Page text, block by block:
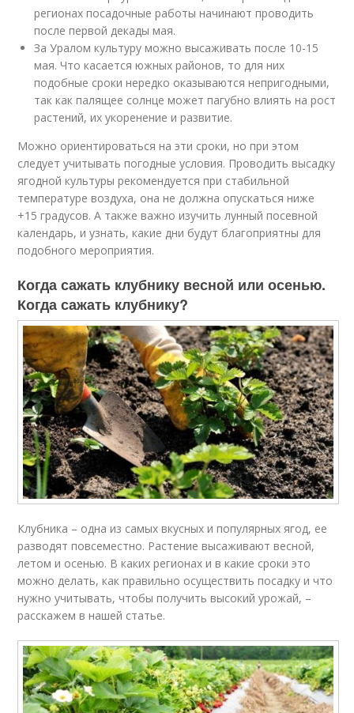
регионах посадочные работы начинают проводить
после первой декады мая.
За Уралом культуру можно высаживать после 10-15
мая. Что касается южных районов, то для них
подобные сроки нередко оказываются непригодными,
так как палящее солнце может пагубно влиять на рост
растений, их укоренение и развитие.
Можно ориентироваться на эти сроки, но при этом
следует учитывать погодные условия. Проводить высадку
ягодной культуры рекомендуется при стабильной
температуре воздуха, она не должна опускаться ниже
+15 градусов. А также важно изучить лунный посевной
календарь, и узнать, какие дни будут благоприятны для
подобного мероприятия.
Когда сажать клубнику весной или осенью.
Когда сажать клубнику?
Клубника – одна из самых вкусных и популярных ягод, ее
разводят повсеместно. Растение высаживают весной,
летом и осенью. В каких регионах и в какие сроки это
можно делать, как правильно осуществить посадку и что
нужно учитывать, чтобы получить высокий урожай, –
расскажем в нашей статье.